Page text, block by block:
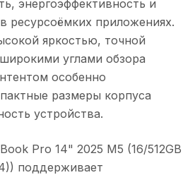
энергоэффективность и
ресурсоёмких приложениях.
яркостью, точной
углами обзора
особенно
размеры корпуса
устройства.
Pro 14" 2025 M5 (16/512GB
поддерживает